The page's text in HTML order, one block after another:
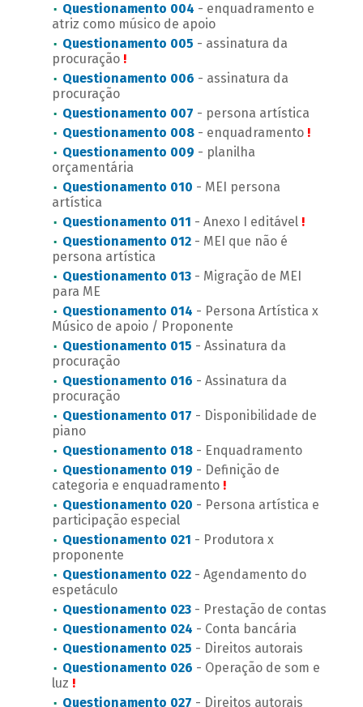
Questionamento 004 - enquadramento e
atriz como músico de apoio
Questionamento 005 - assinatura da
procuração !
Questionamento 006 - assinatura da
procuração
Questionamento 007 - persona artística
Questionamento 008 - enquadramento !
Questionamento 009 - planilha
orçamentária
Questionamento 010 - MEI persona
artística
Questionamento 011 - Anexo I editável !
Questionamento 012 - MEI que não é
persona artística
Questionamento 013 - Migração de MEI
para ME
Questionamento 014 - Persona Artística x
Músico de apoio / Proponente
Questionamento 015 - Assinatura da
procuração
Questionamento 016 - Assinatura da
procuração
Questionamento 017 - Disponibilidade de
piano
Questionamento 018 - Enquadramento
Questionamento 019 - Definição de
categoria e enquadramento !
Questionamento 020 - Persona artística e
participação especial
Questionamento 021 - Produtora x
proponente
Questionamento 022 - Agendamento do
espetáculo
Questionamento 023 - Prestação de contas
Questionamento 024 - Conta bancária
Questionamento 025 - Direitos autorais
Questionamento 026 - Operação de som e
luz !
Questionamento 027 - Direitos autorais